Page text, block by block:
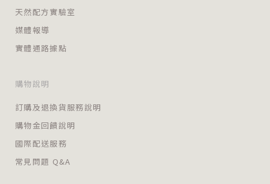
天然配方實驗室
媒體報導
實體通路據點
購物說明
訂購及退換貨服務說明
購物金回饋說明
國際配送服務
常見問題 Q&A